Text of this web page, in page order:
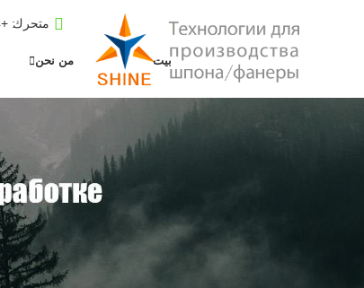
بيت من نحن
متحرك: +8619653165764